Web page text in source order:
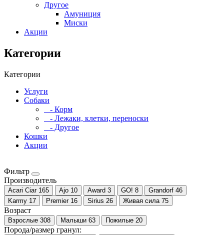
Другое
Амуниция
Миски
Акции
Категории
Категории
Услуги
Собаки
- Корм
- Лежаки, клетки, переноски
- Другое
Кошки
Акции
Фильтр
Производитель
Acari Ciar 165 Ajo 10 Award 3 GO! 8 Grandorf 46
Karmy 17 Premier 16 Sirius 26 Живая сила 75
Возраст
Взрослые 308 Малыши 63 Пожилые 20
Порода/размер гранул: